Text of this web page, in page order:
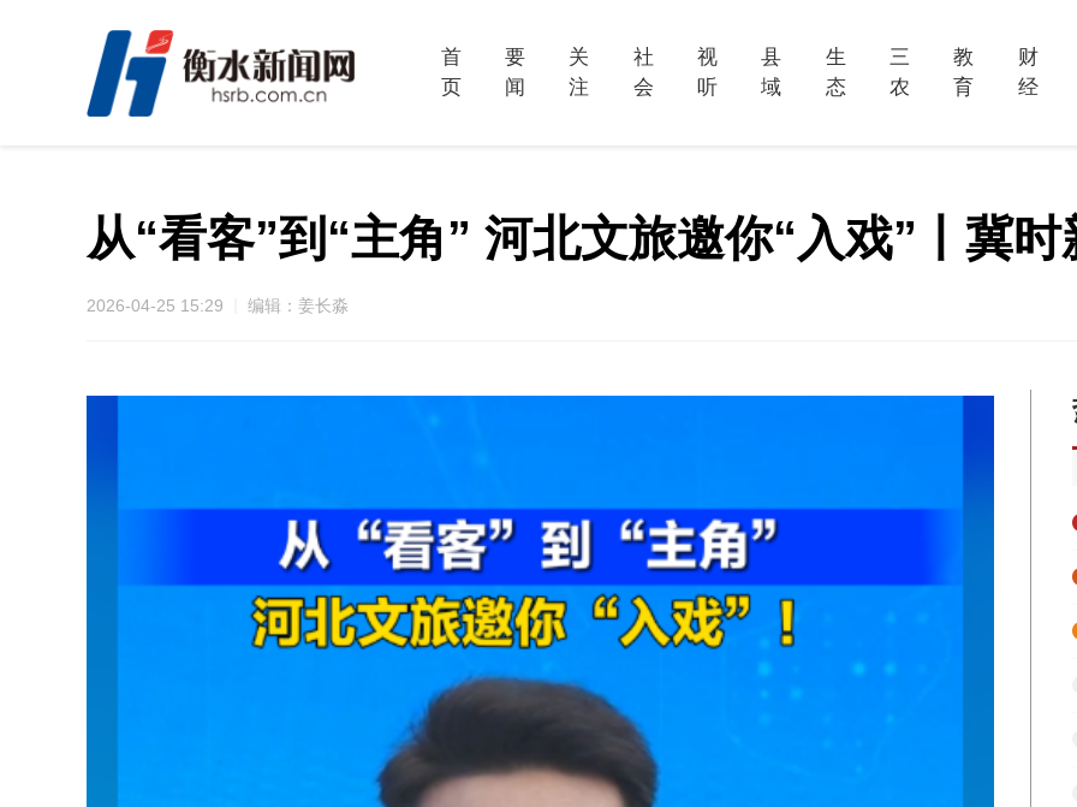
首
页
要
闻
关
注
社
会
视
听
县
域
生
态
三
农
教
育
财
经
从“看客”到“主角” 河北文旅邀你“入戏”丨冀
2026-04-25 15:29 编辑：姜长淼